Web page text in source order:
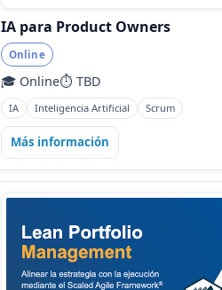
IA para Product Owners
Online
🎓 Online⏱️ TBD
IA Inteligencia Artificial Scrum
Más información